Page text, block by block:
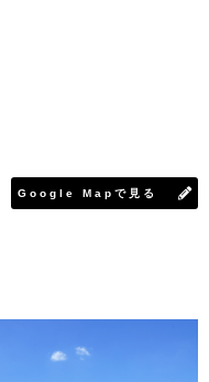
Google Mapで見る